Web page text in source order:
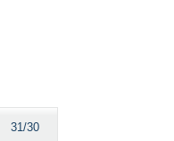
31/30